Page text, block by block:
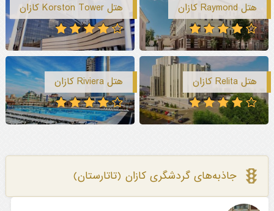
هتل Raymond کازان هتل Korston Tower کازان
هتل Relita کازان هتل Riviera کازان
جاذبه‌های گردشگری کازان (تاتارستان)